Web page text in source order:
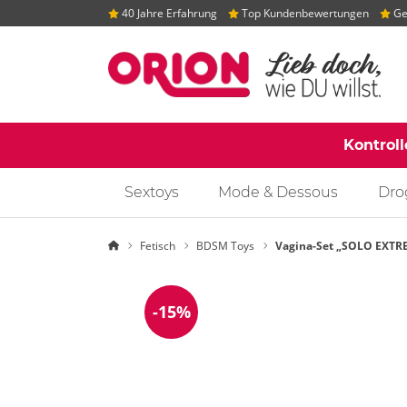
40 Jahre Erfahrung Top Kundenbewertungen
Sextoys Mode & Dessous
Startseite
Fetisch BDSM Toys Vagina-Set „SOLO
Reduzierung
-15%